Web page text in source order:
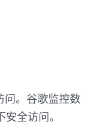
问。谷歌监控数
全访问。